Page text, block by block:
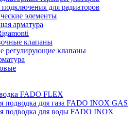
для радиаторов
элементы
арматура
клапаны
регулирующие клапаны
FADO FLEX
подводка для газа FADO INOX GAS
подводка для воды FADO INOX